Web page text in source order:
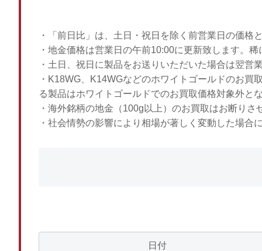
・「前日比」は、土日・祝日を除く前営業日の価格
・地金価格は営業日の午前10:00に更新致します。
・土日、祝日に製品をお送りいただいた場合は翌営
・K18WG、K14WGなどのホワイトゴールドのお
る製品はホワイトゴールドでのお買取価格対象外とな
・海外銘柄の地金（100g以上）のお買取はお断りさ
・社会情勢の影響により相場が著しく変動した場合
日付